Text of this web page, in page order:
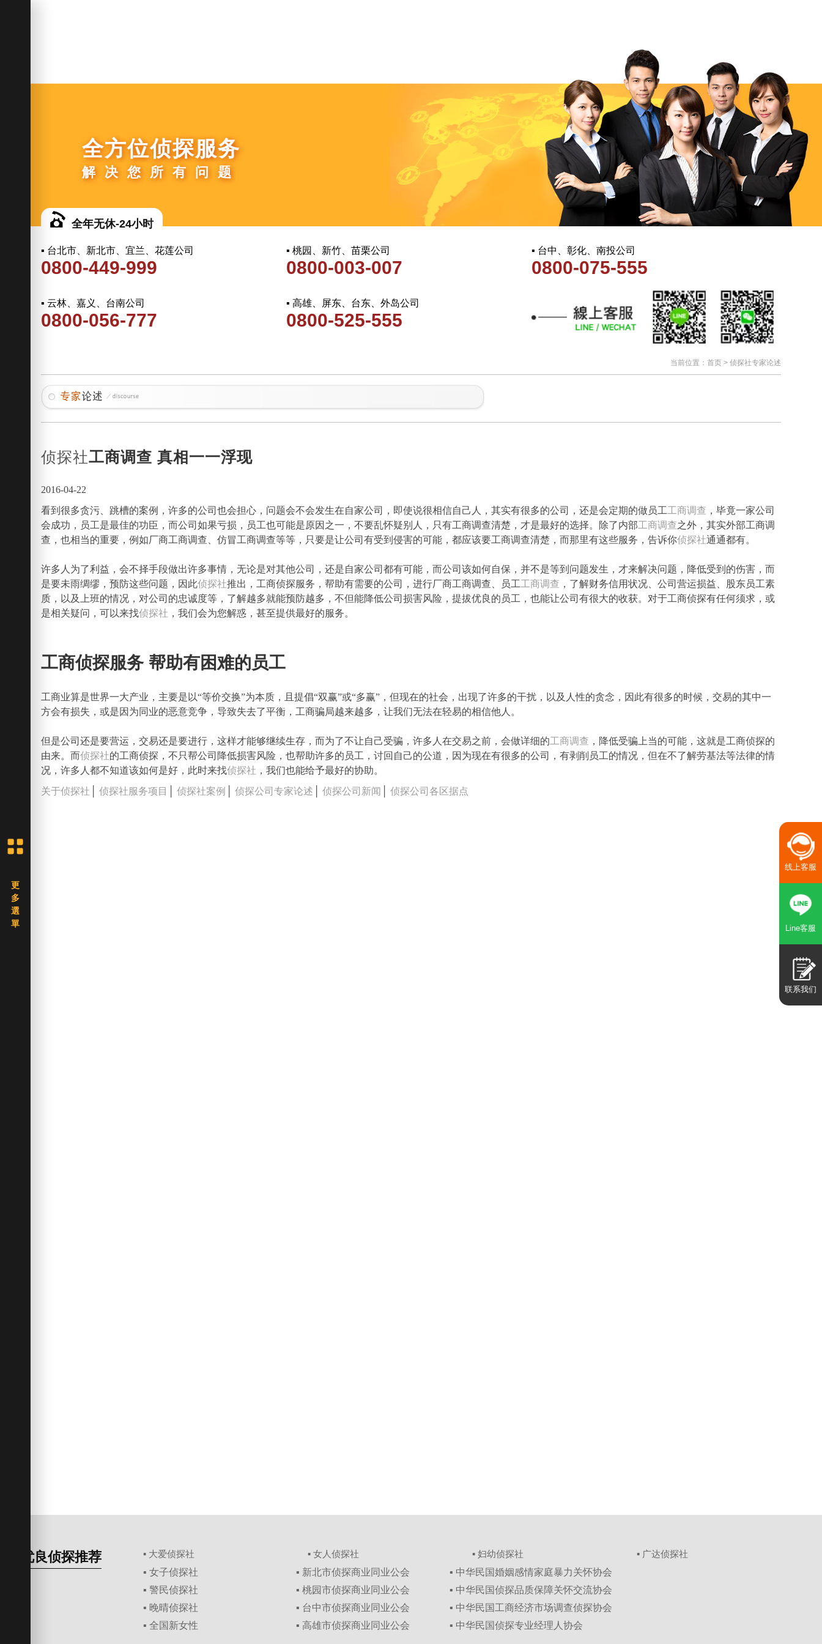
当前位置： 首页> 侦探社专家论述
全方位侦探服务
解决您所有问题
全年无休-24小时
▪ 台北市、新北市、宜兰、花莲公司
0800-449-999
▪ 桃园、新竹、苗栗公司
0800-003-007
▪ 台中、彰化、南投公司
0800-075-555
▪ 云林、嘉义、台南公司
0800-056-777
▪ 高雄、屏东、台东、外岛公司
0800-525-555
侦探社工商调查 真相一一浮现
2016-04-22
看到很多贪污、跳槽的案例，许多的公司也会担心，问题会不会发生在自家公司，即使说很相信自己人，其实有很多的公司，还是会定期的做员工工商调查 ，毕竟一家公司
会成功，员工是最佳的功臣，而公司如果亏损，员工也可能是原因之一，不要乱怀疑别人，只有工商调查清楚，才是最好的选择。除了内部工商调查之外，其实外部工商调
查，也相当的重要，例如厂商工商调查、仿冒工商调查等等，只要是让公司有受到侵害的可能，都应该要工商调查清楚，而那里有这些服务，告诉你侦探社通通都有。
许多人为了利益，会不择手段做出许多事情，无论是对其他公司，还是自家公司都有可能，而公司该如何自保，并不是等到问题发生，才来解决问题，降低受到的伤害，而
是要未雨绸缪，预防这些问题，因此侦探社推出，工商侦探服务，帮助有需要的公司，进行厂商工商调查、员工工商调查 ，了解财务信用状况、公司营运损益、股东员工素
质，以及上班的情况，对公司的忠诚度等，了解越多就能预防越多，不但能降低公司损害风险，提拔优良的员工，也能让公司有很大的收获。对于工商侦探有任何须求，或
是相关疑问，可以来找侦探社 ，我们会为您解惑，甚至提供最好的服务。
工商侦探服务 帮助有困难的员工
工商业算是世界一大产业，主要是以“等价交换”为本质，且提倡“双赢”或“多赢”，但现在的社会，出现了许多的干扰，以及人性的贪念，因此有很多的时候，交易的其中一
方会有损失，或是因为同业的恶意竞争，导致失去了平衡，工商骗局越来越多，让我们无法在轻易的相信他人。
但是公司还是要营运，交易还是要进行，这样才能够继续生存，而为了不让自己受骗，许多人在交易之前，会做详细的工商调查 ，降低受骗上当的可能，这就是工商侦探的
由来。而侦探社的工商侦探，不只帮公司降低损害风险，也帮助许多的员工，讨回自己的公道，因为现在有很多的公司，有剥削员工的情况，但在不了解劳基法等法律的情
况，许多人都不知道该如何是好，此时来找侦探社 ，我们也能给予最好的协助。
关于侦探社 │侦探社服务项目 │侦探社案例 │侦探公司专家论述 │侦探公司新闻 │侦探公司各区据点
优良侦探推荐 ▪ 大爱侦探社 ▪ 女人侦探社 ▪ 妇幼侦探社 ▪ 广达侦探社
▪ 女子侦探社
▪ 警民侦探社
▪ 晚晴侦探社
▪ 全国新女性
▪ 新北市侦探商业同业公会
▪ 桃园市侦探商业同业公会
▪ 台中市侦探商业同业公会
▪ 高雄市侦探商业同业公会
▪ 中华民国婚姻感情家庭暴力关怀协会
▪ 中华民国侦探品质保障关怀交流协会
▪ 中华民国工商经济市场调查侦探协会
▪ 中华民国侦探专业经理人协会
线上客服
Line客服
联系我们